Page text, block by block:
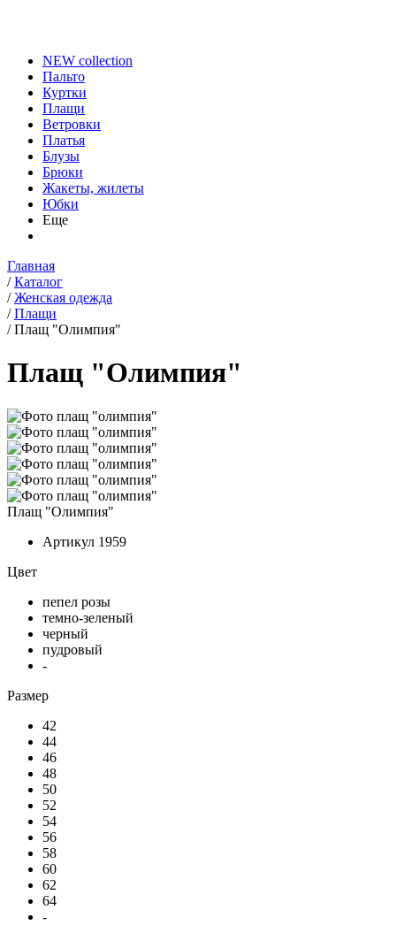
NEW collection
Пальто
Куртки
Плащи
Ветровки
Платья
Блузы
Брюки
Жакеты, жилеты
Юбки
Еще
Главная
/ Каталог
/ Женская одежда
/ Плащи
/ Плащ "Олимпия"
Плащ "Олимпия"
Плащ "Олимпия"
Артикул 1959
Цвет
пепел розы
темно-зеленый
черный
пудровый
-
Размер
42
44
46
48
50
52
54
56
58
60
62
64
-